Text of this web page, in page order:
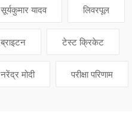
सूर्यकुमार यादव लिवरपूल
ब्राइटन टेस्ट क्रिकेट
नरेंद्र मोदी परीक्षा परिणाम